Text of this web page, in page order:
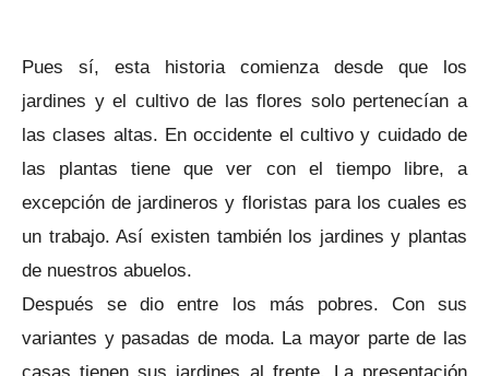
Pues sí, esta historia comienza desde que los
jardines y el cultivo de las flores solo pertenecían a
las clases altas. En occidente el cultivo y cuidado de
las plantas tiene que ver con el tiempo libre, a
excepción de jardineros y floristas para los cuales es
un trabajo. Así existen también los jardines y plantas
de nuestros abuelos.
Después se dio entre los más pobres. Con sus
variantes y pasadas de moda. La mayor parte de las